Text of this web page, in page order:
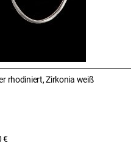
rhodiniert, Zirkonia weiß
€